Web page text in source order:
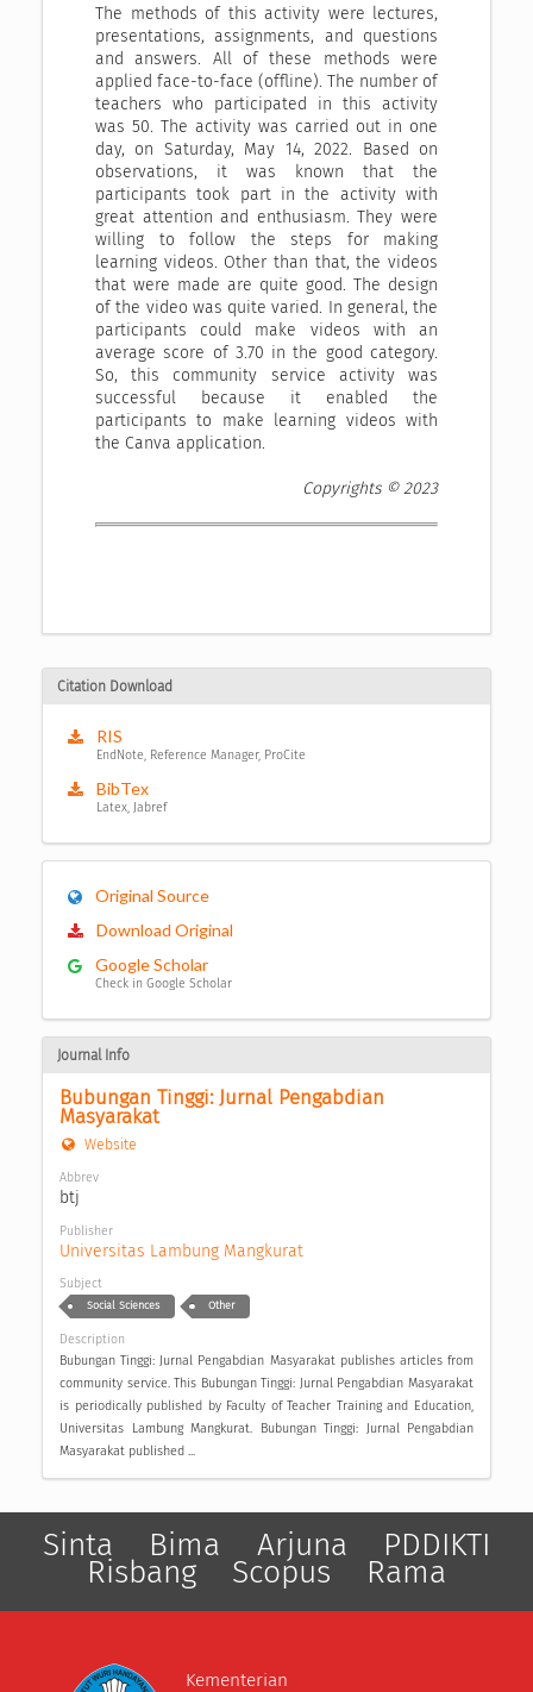
The methods of this activity were lectures,
presentations, assignments, and questions
and answers. All of these methods were
applied face-to-face (offline). The number of
teachers who participated in this activity
was 50. The activity was carried out in one
day, on Saturday, May 14, 2022. Based on
observations, it was known that the
participants took part in the activity with
great attention and enthusiasm. They were
willing to follow the steps for making
learning videos. Other than that, the videos
that were made are quite good. The design
of the video was quite varied. In general, the
participants could make videos with an
average score of 3.70 in the good category.
So, this community service activity was
successful because it enabled the
participants to make learning videos with
the Canva application.
Copyrights © 2023
Citation Download
RIS
EndNote, Reference Manager, ProCite
BibTex
Latex, Jabref
Original Source
Download Original
Google Scholar
Check in Google Scholar
Journal Info
Bubungan Tinggi: Jurnal Pengabdian
Masyarakat
Website
Abbrev
btj
Publisher
Universitas Lambung Mangkurat
Subject
Social Sciences Other
Description
Bubungan Tinggi: Jurnal Pengabdian Masyarakat publishes articles from
community service. This Bubungan Tinggi: Jurnal Pengabdian Masyarakat
is periodically published by Faculty of Teacher Training and Education,
Universitas Lambung Mangkurat. Bubungan Tinggi: Jurnal Pengabdian
Masyarakat published ...
Sinta Bima Arjuna PDDIKTI
Risbang Scopus Rama
Kementerian